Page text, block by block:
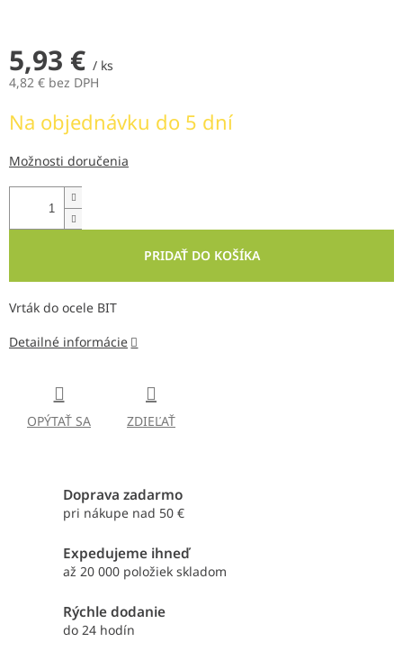
5,93 € / ks
4,82 € bez DPH
cena:
Na objednávku do 5 dní
Možnosti doručenia
PRIDAŤ DO KOŠÍKA
Vrták do ocele BIT
Detailné informácie
OPÝTAŤ SA ZDIEĽAŤ
Doprava zadarmo
pri nákupe nad 50 €
Expedujeme ihneď
až 20 000 položiek skladom
Rýchle dodanie
do 24 hodín